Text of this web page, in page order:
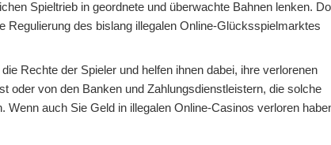
Spieltrieb in geordnete und überwachte Bahnen lenken.
des bislang illegalen Online-Glücksspielmarktes
Rechte der Spieler und helfen ihnen dabei, ihre verlorenen
oder von den Banken und Zahlungsdienstleistern, die solche
auch Sie Geld in illegalen Online-Casinos verloren